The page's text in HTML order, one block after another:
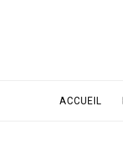
ACCUEIL